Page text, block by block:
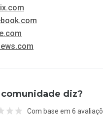
comunidade diz?
Com base em 6